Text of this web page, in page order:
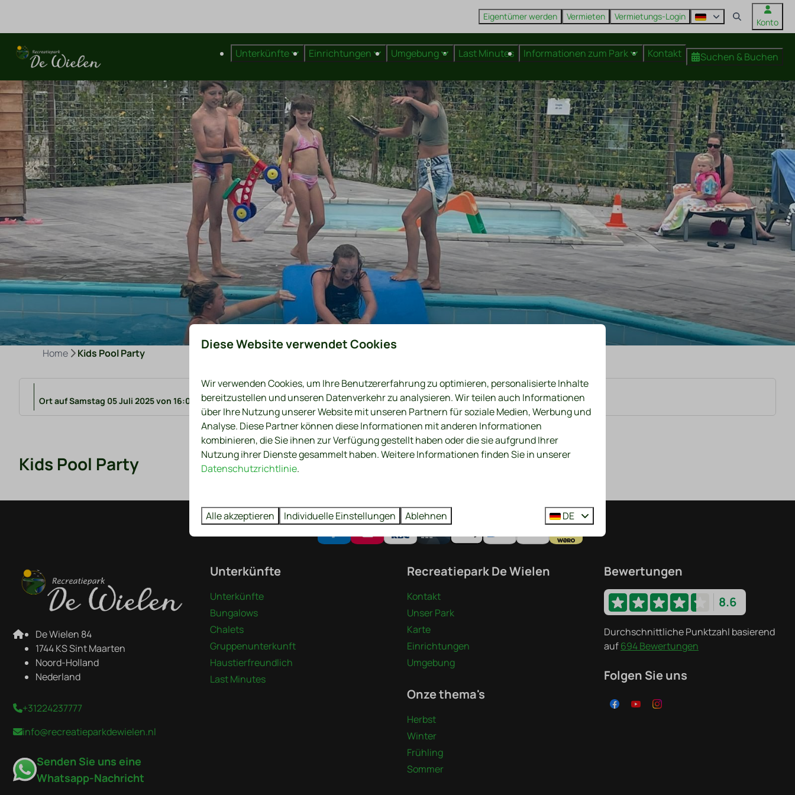
Eigentümer werden Vermieten Vermietungs-Login
Konto
Unterkünfte Einrichtungen Umgebung Last Minutes Informationen zum Park Kontakt Suchen & Buchen
Home Kids Pool Party
Ort auf Samstag 05 Juli 2025 von 16:00 bis 17:00 nehmen
Kids Pool Party
De Wielen 84
1744 KS Sint Maarten
Noord-Holland
Nederland
+31224237777
info@recreatieparkdewielen.nl
Senden Sie uns eine
Whatsapp-Nachricht
Unterkünfte
Unterkünfte
Bungalows
Chalets
Gruppenunterkunft
Haustierfreundlich
Last Minutes
Recreatiepark De Wielen
Kontakt
Unser Park
Karte
Einrichtungen
Umgebung
Onze thema's
Herbst
Winter
Frühling
Sommer
Bewertungen
8.6
Durchschnittliche Punktzahl basierend
auf694 Bewertungen
Folgen Sie uns
Diese Website verwendet Cookies
Wir verwenden Cookies, um Ihre Benutzererfahrung zu optimieren, personalisierte Inhalte
bereitzustellen und unseren Datenverkehr zu analysieren. Wir teilen auch Informationen
über Ihre Nutzung unserer Website mit unseren Partnern für soziale Medien, Werbung und
Analyse. Diese Partner können diese Informationen mit anderen Informationen
kombinieren, die Sie ihnen zur Verfügung gestellt haben oder die sie aufgrund Ihrer
Nutzung ihrer Dienste gesammelt haben. Weitere Informationen finden Sie in unserer
Datenschutzrichtlinie.
Alle akzeptieren Individuelle Einstellungen Ablehnen DE